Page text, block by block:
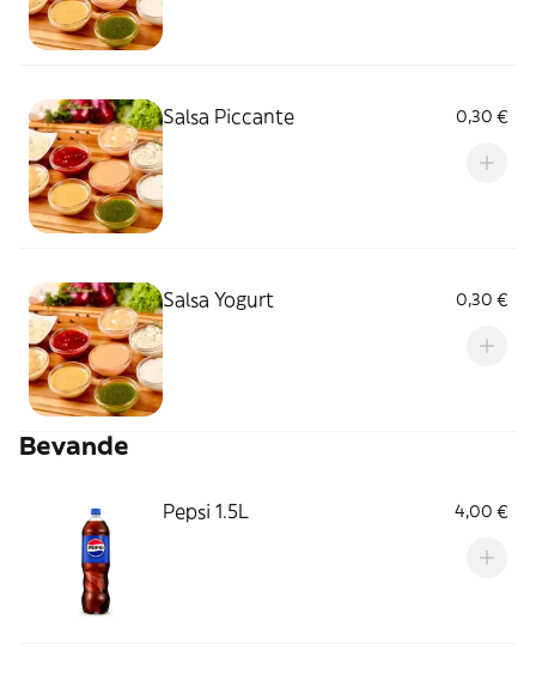
Salsa Piccante 0,30 €
Salsa Yogurt 0,30 €
Bevande
Pepsi 1.5L 4,00 €